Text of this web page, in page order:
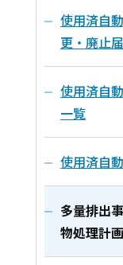
使用済自
更・廃止届
使用済自
一覧
使用済自
多量排出
物処理計